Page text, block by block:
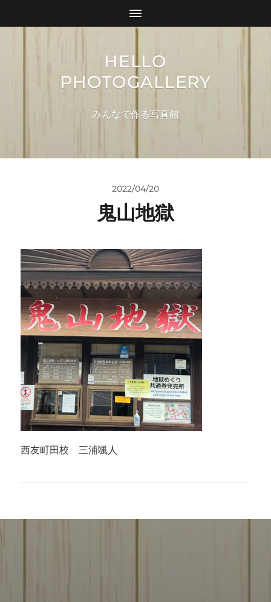
HELLO
PHOTOGALLERY
みんなで作る写真館
2022/04/20
鬼山地獄
西友町田校 三浦颯人